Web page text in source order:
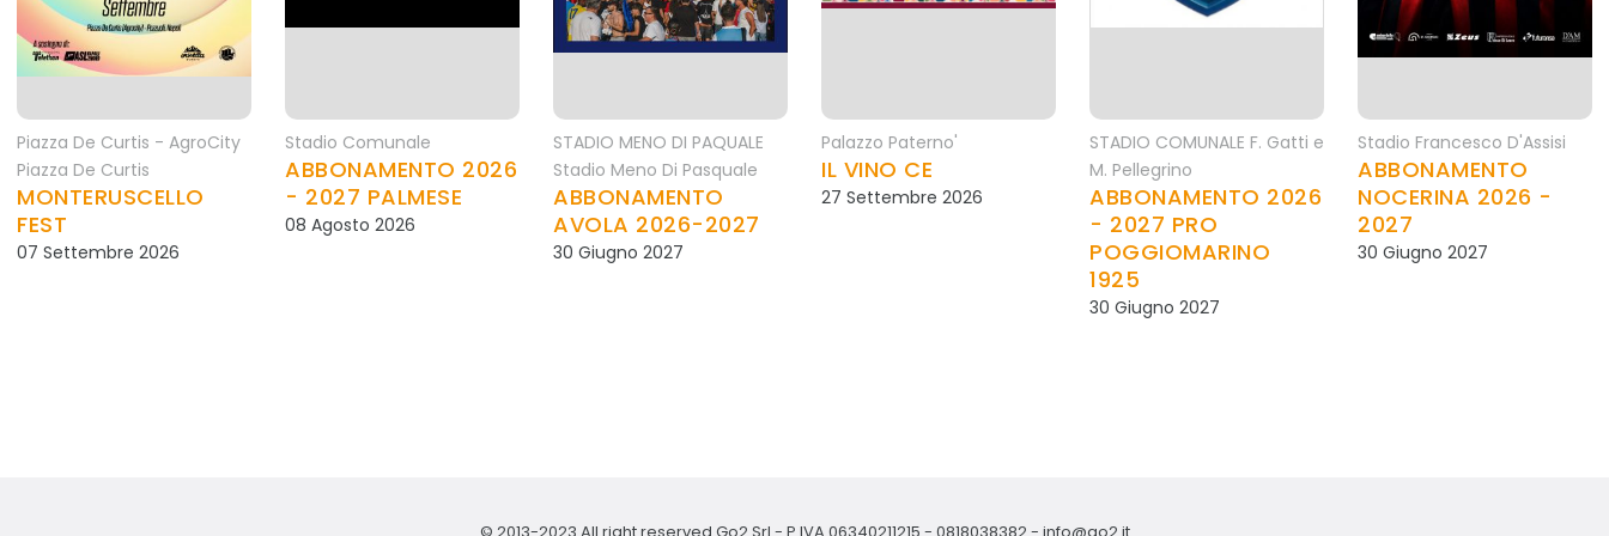
Piazza De Curtis - AgroCity
Piazza De Curtis
MONTERUSCELLO
FEST
07 Settembre 2026
Stadio Comunale
ABBONAMENTO 2026
- 2027 PALMESE
08 Agosto 2026
STADIO MENO DI PAQUALE
Stadio Meno Di Pasquale
ABBONAMENTO
AVOLA 2026-2027
30 Giugno 2027
Palazzo Paterno'
IL VINO CE
27 Settembre 2026
STADIO COMUNALE F. Gatti e
M. Pellegrino
ABBONAMENTO 2026
- 2027 PRO
POGGIOMARINO
1925
30 Giugno 2027
Stadio Francesco D'Assisi
ABBONAMENTO
NOCERINA 2026 -
2027
30 Giugno 2027